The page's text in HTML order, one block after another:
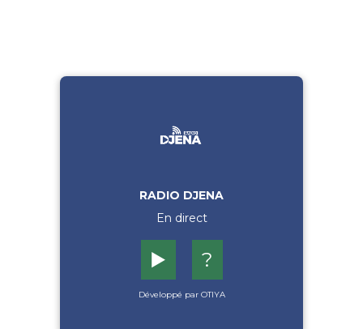
RADIO DJENA
En direct
▶️ ?
Développé par OTIYA